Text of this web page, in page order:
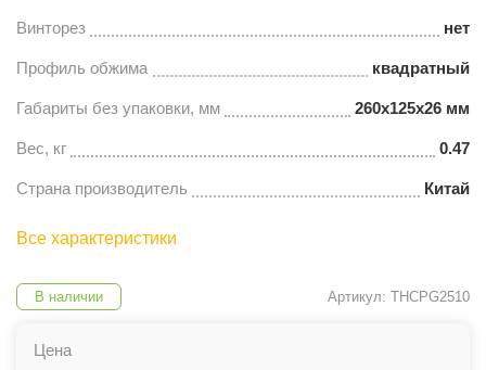
Винторез нет
Профиль обжима квадратный
Габариты без упаковки, мм 260х125х26 мм
Вес, кг 0.47
Страна производитель Китай
Все характеристики
В наличии Артикул: THCPG2510
Цена